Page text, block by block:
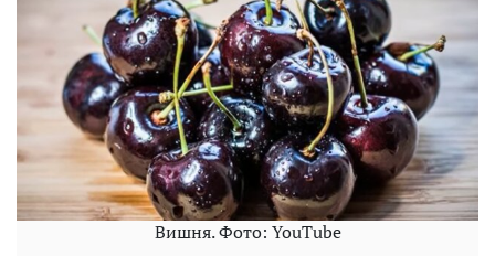
Вишня. Фото: YouTube